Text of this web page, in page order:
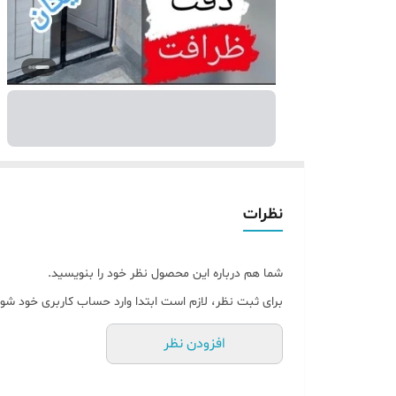
نظرات
شما هم درباره این محصول نظر خود را بنویسید.
برای ثبت نظر، لازم است ابتدا وارد حساب کاربری خود
افزودن نظر